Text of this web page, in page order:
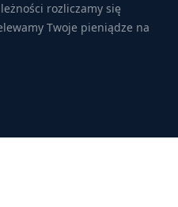
rozliczamy się
Twoje pieniądze na